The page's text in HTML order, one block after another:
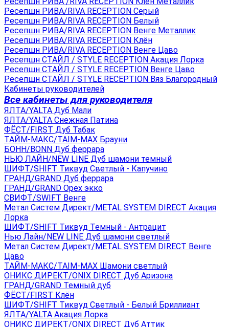
Ресепшн РИВА/RIVA RECEPTION Серый
Ресепшн РИВА/RIVA RECEPTION Белый
Ресепшн РИВА/RIVA RECEPTION Венге Металлик
Ресепшн РИВА/RIVA RECEPTION Клён
Ресепшн РИВА/RIVA RECEPTION Венге Цаво
Ресепшн СТАЙЛ / STYLE RECEPTION Акация Лорка
Ресепшн СТАЙЛ / STYLE RECEPTION Венге Цаво
Ресепшн СТАЙЛ / STYLE RECEPTION Вяз Благородный
Кабинеты руководителей
Все кабинеты для руководителя
ЯЛТА/YALTA Дуб Мали
ЯЛТА/YALTA Снежная Патина
ФЁСТ/FIRST Дуб Табак
ТАЙМ-МАКС/TAIM-MAX Брауни
БОНН/BONN Дуб феррара
НЬЮ ЛАЙН/NEW LINE Дуб шамони темный
ШИФТ/SHIFT Тиквуд Светлый - Капучино
ГРАНД/GRAND Дуб феррара
ГРАНД/GRAND Орех экко
СВИФТ/SWIFT Венге
Метал Систем Директ/METAL SYSTEM DIRECT Акация
Лорка
ШИФТ/SHIFT Тиквуд Темный - Антрацит
Нью Лайн/NEW LINE Дуб шамони светлый
Метал Систем Директ/METAL SYSTEM DIRECT Венге
Цаво
ТАЙМ-МАКС/TAIM-MAX Шамони светлый
ОНИКС ДИРЕКТ/ONIX DIRECT Дуб Аризона
ГРАНД/GRAND Темный дуб
ФЁСТ/FIRST Клён
ШИФТ/SHIFT Тиквуд Светлый - Белый Бриллиант
ЯЛТА/YALTA Акация Лорка
ОНИКС ДИРЕКТ/ONIX DIRECT Дуб Аттик